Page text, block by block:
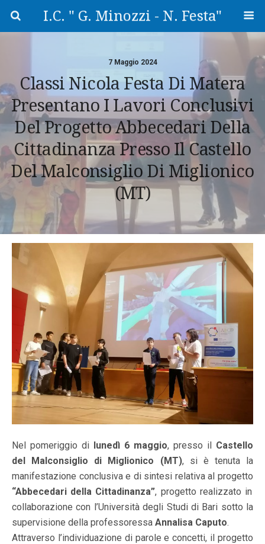
I.C. " G. Minozzi - N. Festa"
7 Maggio 2024
Classi Nicola Festa Di Matera
Presentano I Lavori Conclusivi
Del Progetto Abbecedari Della
Cittadinanza Presso Il Castello
Del Malconsiglio Di Miglionico
(MT)
Nel pomeriggio di lunedì 6 maggio, presso il Castello
del Malconsiglio di Miglionico (MT), si è tenuta la
manifestazione conclusiva e di sintesi relativa al progetto
“Abbecedari della Cittadinanza”, progetto realizzato in
collaborazione con l’Università degli Studi di Bari sotto la
supervisione della professoressa Annalisa Caputo.
Attraverso l’individuazione di parole e concetti, il progetto